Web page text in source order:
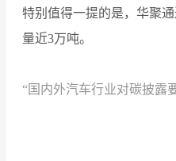
特别值得一提的是，华聚
量近3万吨。
“国内外汽车行业对碳披露